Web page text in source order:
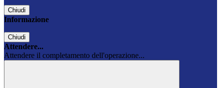
Chiudi
Informazione
Chiudi
Attendere...
Attendere il completamento dell'operazione...